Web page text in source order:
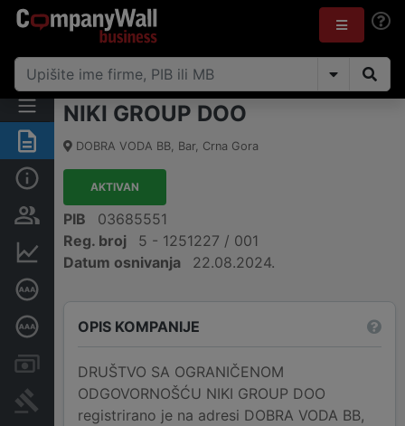
Sažetak
Osobe i vlasništvo
Finansijski podaci
Dubinska bonitetna ocjena
Računi i blokade
Arhiva sudskih objava
NIKI GROUP DOO
DOBRA VODA BB, Bar, Crna Gora
AKTIVAN
PIB
03685551
Reg. broj
5 - 1251227 / 001
Datum osnivanja
22.08.2024.
OPIS KOMPANIJE
DRUŠTVO SA OGRANIČENOM
ODGOVORNOŠĆU NIKI GROUP DOO
registrirano je na adresi DOBRA VODA BB,